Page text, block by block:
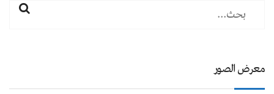
معرض الصور